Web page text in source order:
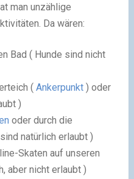
man unzählige
Da wären:
Bad ( Hunde sind nicht
( Ankerpunkt ) oder
)
oder durch die
natürlich erlaubt )
Skaten auf unseren
aber nicht erlaubt )